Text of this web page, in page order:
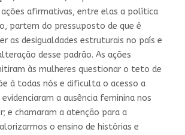
ações afirmativas, entre elas a política
partem do pressuposto de que é
as desigualdades estruturais no país e
desse padrão. As ações
às mulheres questionar o teto de
à todas nós e dificulta o acesso a
a ausência feminina nos
e chamaram a atenção para a
o ensino de histórias e